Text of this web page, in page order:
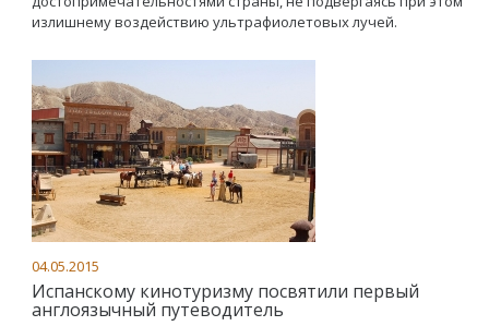
излишнему воздействию ультрафиолетовых лучей.
04.05.2015
Испанскому кинотуризму посвятили первый
англоязычный путеводитель